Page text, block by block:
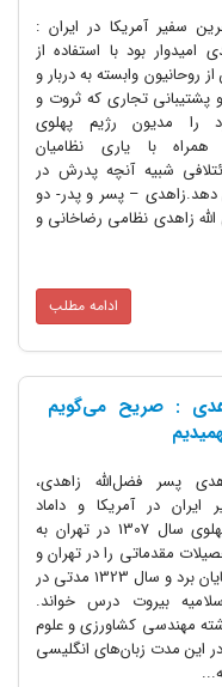
سفیر آمریکا در ایران :
بود با استفاده از
روحانیون وابسته به دربار و
تجاری که ثروت و
را مدیون رژیم پهلوی
با یاری نظامیان
شبیه آنچه پدرش در
دهد.زاهدی – پسر و پدر- دو
زاهدی نظامی رضاخانی و
ادامه مطلب
: صریح می‌گویم
پسر فضل‌الله زاهدی،
در آمریکا و داماد
محمدرضا پهلوی سال 1307 در تهران به
مقدماتی را در تهران و
اصفهان به پایان برد و سال 1323 مدتی در
بیروت درس خواند.
شد. سال 1329 در رشته مهندسی کشاورزی و علوم
این مدت زبان‌های انگلیسی